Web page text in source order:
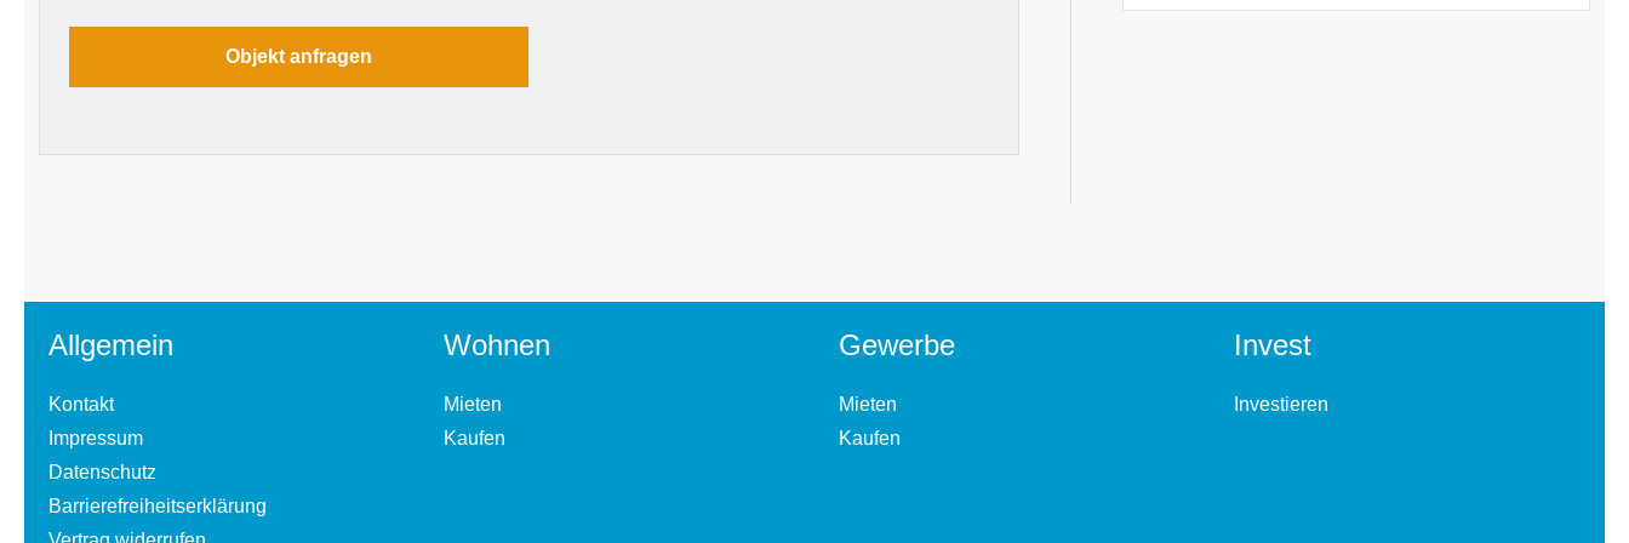
Allgemein
Kontakt
Impressum
Datenschutz
Barrierefreiheitserklärung
Wohnen
Mieten
Kaufen
Gewerbe
Mieten
Kaufen
Invest
Investieren